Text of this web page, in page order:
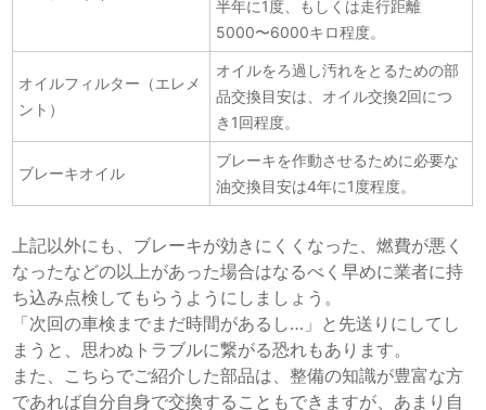
半年に1度、もしくは走行距離
5000〜6000キロ程度。
オイルフィルター （エレメ
ント）
オイルをろ過し汚れをとるための部
品交換目安は、オイル交換2回につ
き1回程度。
ブレーキオイル
ブレーキを作動させるために必要な
油交換目安は4年に1度程度。
上記以外にも、ブレーキが効きにくくなった、燃費が悪く
なったなどの以上があった場合はなるべく早めに業者に持
ち込み点検してもらうようにしましょう。
「次回の車検までまだ時間があるし…」と先送りにしてし
まうと、思わぬトラブルに繋がる恐れもあります。
また、こちらでご紹介した部品は、整備の知識が豊富な方
であれば自分自身で交換することもできますが、あまり自